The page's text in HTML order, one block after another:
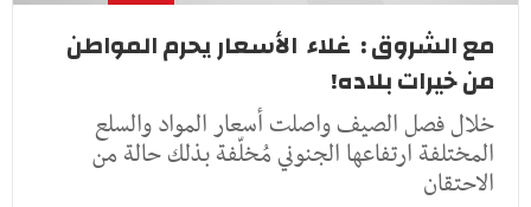
مع الشروق : غلاء الأسعار يحرم المواطن
من خيرات بلاده!
خلال فصل الصيف واصلت أسعار المواد والسلع
المختلفة ارتفاعها الجنوني مُخلّفة بذلك حالة من
الاحتقان